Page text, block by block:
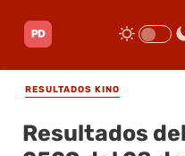
RESULTADOS KINO
Resultados